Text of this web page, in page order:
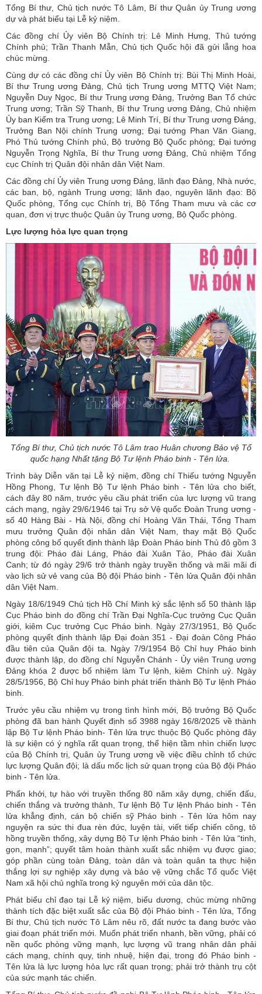
Tổng Bí thư, Chủ tịch nước Tô Lâm, Bí thư Quân ủy Trung ương
dự và phát biểu tại Lễ kỷ niệm.
Các đồng chí Ủy viên Bộ Chính trị: Lê Minh Hưng, Thủ tướng
Chính phủ; Trần Thanh Mẫn, Chủ tịch Quốc hội đã gửi lẵng hoa
chúc mừng.
Cùng dự có các đồng chí Ủy viên Bộ Chính trị: Bùi Thị Minh Hoài,
Bí thư Trung ương Đảng, Chủ tịch Trung ương MTTQ Việt Nam;
Nguyễn Duy Ngọc, Bí thư Trung ương Đảng, Trưởng Ban Tổ chức
Trung ương; Trần Sỹ Thanh, Bí thư Trung ương Đảng, Chủ nhiệm
Ủy ban Kiểm tra Trung ương; Lê Minh Trí, Bí thư Trung ương Đảng,
Trưởng Ban Nội chính Trung ương; Đại tướng Phan Văn Giang,
Phó Thủ tướng Chính phủ, Bộ trưởng Bộ Quốc phòng; Đại tướng
Nguyễn Trọng Nghĩa, Bí thư Trung ương Đảng, Chủ nhiệm Tổng
cục Chính trị Quân đội nhân dân Việt Nam.
Các đồng chí Ủy viên Trung ương Đảng, lãnh đạo Đảng, Nhà nước,
các ban, bộ, ngành Trung ương; lãnh đạo, nguyên lãnh đạo: Bộ
Quốc phòng, Tổng cục Chính trị, Bộ Tổng Tham mưu và các cơ
quan, đơn vị trực thuộc Quân ủy Trung ương, Bộ Quốc phòng.
Lực lượng hỏa lực quan trọng
Tổng Bí thư, Chủ tịch nước Tô Lâm trao Huân chương Bảo vệ Tổ
quốc hạng Nhất tặng Bộ Tư lệnh Pháo binh - Tên lửa.
Trình bày Diễn văn tại Lễ kỷ niệm, đồng chí Thiếu tướng Nguyễn
Hồng Phong, Tư lệnh Bộ Tư lệnh Pháo binh - Tên lửa cho biết,
cách đây 80 năm, trước yêu cầu phát triển của lực lượng vũ trang
cách mạng, ngày 29/6/1946 tại Trụ sở Vệ quốc Đoàn Trung ương -
số 40 Hàng Bài - Hà Nội, đồng chí Hoàng Văn Thái, Tổng Tham
mưu trưởng Quân đội nhân dân Việt Nam, thay mặt Bộ Quốc
phòng công bố quyết định thành lập Đoàn Pháo binh Thủ đô gồm 3
trung đội: Pháo đài Láng, Pháo đài Xuân Tảo, Pháo đài Xuân
Canh; từ đó ngày 29/6 trở thành ngày truyền thống và mãi mãi đi
vào lịch sử vẻ vang của Bộ đội Pháo binh - Tên lửa Quân đội nhân
dân Việt Nam.
Ngày 18/6/1949 Chủ tịch Hồ Chí Minh ký sắc lệnh số 50 thành lập
Cục Pháo binh do đồng chí Trần Đại Nghĩa-Cục trưởng Cục Quân
giới, kiêm Cục trưởng Cục Pháo binh. Ngày 27/3/1951, Bộ Quốc
phòng quyết định thành lập Đại đoàn 351 - Đại đoàn Công Pháo
đầu tiên của Quân đội ta. Ngày 7/9/1954 Bộ Chỉ huy Pháo binh
được thành lập, do đồng chí Nguyễn Chánh - Ủy viên Trung ương
Đảng khóa 2 được bổ nhiệm làm Tư lệnh, kiêm Chính uỷ. Ngày
28/5/1956, Bộ Chỉ huy Pháo binh phát triển thành Bộ Tư lệnh Pháo
binh.
Trước yêu cầu nhiệm vụ trong tình hình mới, Bộ trưởng Bộ Quốc
phòng đã ban hành Quyết định số 3988 ngày 16/8/2025 về thành
lập Bộ Tư lệnh Pháo binh- Tên lửa trực thuộc Bộ Quốc phòng đây
là sự kiện có ý nghĩa rất quan trọng, thể hiện tầm nhìn chiến lược
của Bộ Chính trị, Quân ủy Trung ương về việc điều chỉnh tổ chức
lực lượng Quân đội; là dấu mốc lịch sử quan trọng của Bộ đội Pháo
binh - Tên lửa.
Phấn khởi, tự hào với truyền thống 80 năm xây dựng, chiến đấu,
chiến thắng và trưởng thành, Tư lệnh Bộ Tư lệnh Pháo binh - Tên
lửa khẳng định, cán bộ chiến sỹ Pháo binh - Tên lửa hôm nay
nguyện ra sức thi đua rèn đức, luyện tài, viết tiếp chiến công, tô
hồng truyền thống, xây dựng Bộ Tư lệnh Pháo binh - Tên lửa “tinh,
gọn, mạnh”; quyết tâm hoàn thành xuất sắc nhiệm vụ được giao;
góp phần cùng toàn Đảng, toàn dân và toàn quân ta thực hiện
thắng lợi sự nghiệp xây dựng và bảo vệ vững chắc Tổ quốc Việt
Nam xã hội chủ nghĩa trong kỷ nguyên mới của dân tộc.
Phát biểu chỉ đạo tại Lễ kỷ niệm, biểu dương, chúc mừng những
thành tích đặc biệt xuất sắc của Bộ đội Pháo binh - Tên lửa, Tổng
Bí thư, Chủ tịch nước Tô Lâm nêu rõ, đất nước ta đang bước vào
giai đoạn phát triển mới. Muốn phát triển nhanh, bền vững, phải có
nền quốc phòng vững mạnh, lực lượng vũ trang nhân dân phải
cách mạng, chính quy, tinh nhuệ, hiện đại, trong đó Pháo binh -
Tên lửa là lực lượng hỏa lực rất quan trọng; phải trở thành trụ cột
của sức mạnh tác chiến.